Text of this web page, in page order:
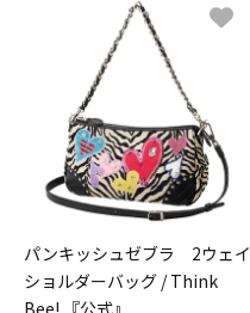
パンキッシュゼブラ 2ウェイ
ショルダーバッグ / Think
Bee! 『公式』